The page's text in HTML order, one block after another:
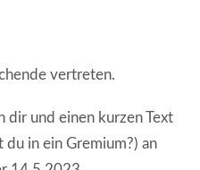
vertreten.
dir und einen kurzen Text
in ein Gremium?) an